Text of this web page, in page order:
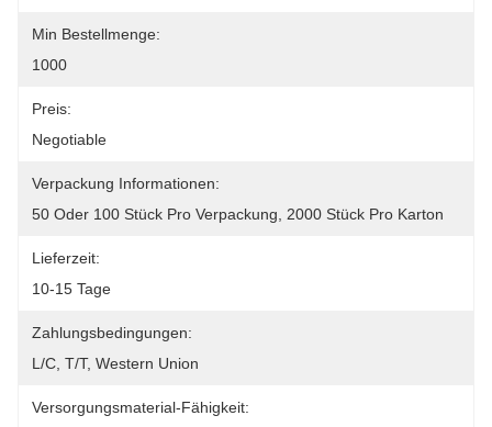
Min Bestellmenge:
1000
Preis:
Negotiable
Verpackung Informationen:
50 Oder 100 Stück Pro Verpackung, 2000 Stück Pro Karton
Lieferzeit:
10-15 Tage
Zahlungsbedingungen:
L/C, T/T, Western Union
Versorgungsmaterial-Fähigkeit: